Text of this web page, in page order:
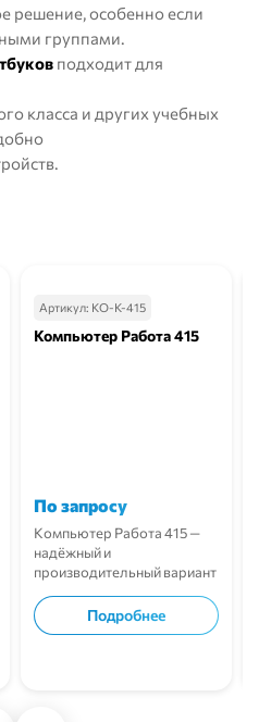
решение, особенно если
группами.
подходит для
класса и других учебных
Артикул: КО-К-415
Компьютер Работа 415
По запросу
Компьютер Работа 415 —
надёжный и
производительный вариант
Подробнее